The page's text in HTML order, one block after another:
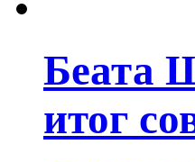
Беата
итог